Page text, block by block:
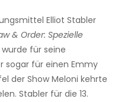
Elliot Stabler
& Order: Spezielle
für seine
sogar für einen Emmy
der Show Meloni kehrte
Stabler für die 13.